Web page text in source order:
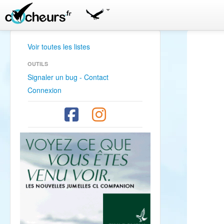
Voir toutes les listes
OUTILS
Signaler un bug - Contact
Connexion